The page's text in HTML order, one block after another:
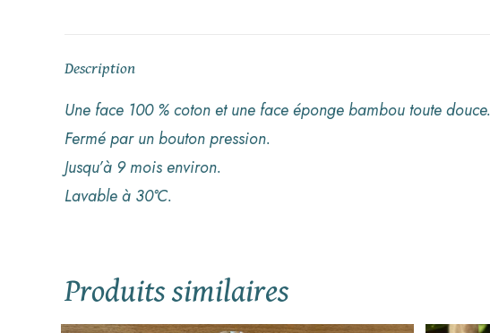
Description
Une face 100 % coton et une face éponge bambou toute douce.
Fermé par un bouton pression.
Jusqu’à 9 mois environ.
Lavable à 30°C.
Produits similaires